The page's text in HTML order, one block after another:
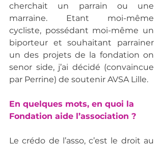
cherchait un parrain ou une
marraine. Etant moi-même
cycliste, possédant moi-même un
biporteur et souhaitant parrainer
un des projets de la fondation on
senor side, j’ai décidé (convaincue
par Perrine) de soutenir AVSA Lille.
En quelques mots, en quoi la
Fondation aide l’association ?
Le crédo de l’asso, c’est le droit au